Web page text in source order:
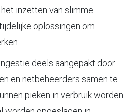
inzetten van slimme
oplossingen om
deels aangepakt door
en netbeheerders samen te
pieken in verbruik worden